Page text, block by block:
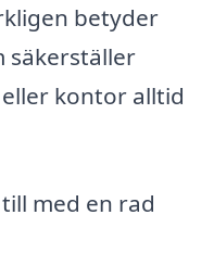
betyder
säkerställer
kontor alltid
med en rad